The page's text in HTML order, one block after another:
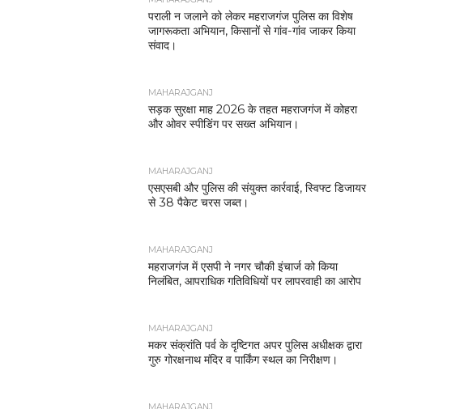
पराली न जलाने को लेकर महराजगंज पुलिस का विशेष
जागरूकता अभियान, किसानों से गांव-गांव जाकर किया
संवाद।
MAHARAJGANJ
सड़क सुरक्षा माह 2026 के तहत महराजगंज में कोहरा
और ओवर स्पीडिंग पर सख्त अभियान।
MAHARAJGANJ
एसएसबी और पुलिस की संयुक्त कार्रवाई, स्विफ्ट डिजायर
से 38 पैकेट चरस जब्त।
MAHARAJGANJ
महराजगंज में एसपी ने नगर चौकी इंचार्ज को किया
निलंबित, आपराधिक गतिविधियों पर लापरवाही का आरोप
MAHARAJGANJ
मकर संक्रांति पर्व के दृष्टिगत अपर पुलिस अधीक्षक द्वारा
गुरु गोरक्षनाथ मंदिर व पार्किंग स्थल का निरीक्षण।